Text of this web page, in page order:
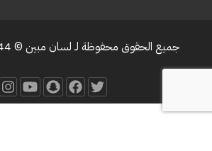
جميع الحقوق محفوظة لـ لسان مبين © 1444هـ - 2023 م